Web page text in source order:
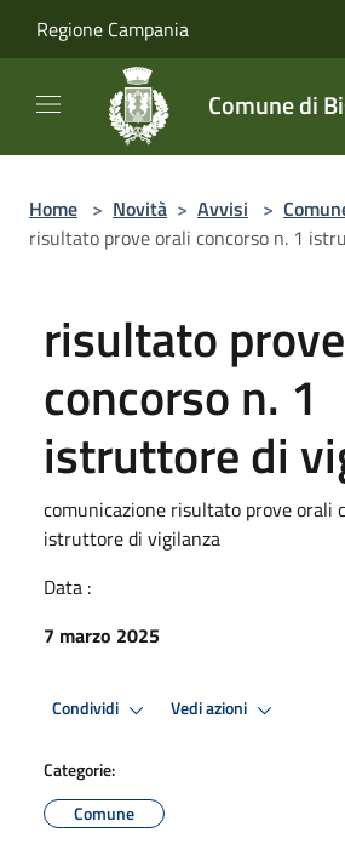
Regione Campania
Comune di
Home > Novità > Avvisi >
risultato prove orali concorso n. 1
risultato
concorso n. 1
istruttore di
comunicazione risultato prove orali
istruttore di vigilanza
Data :
7 marzo 2025
Condividi Vedi azioni
Categorie:
Comune